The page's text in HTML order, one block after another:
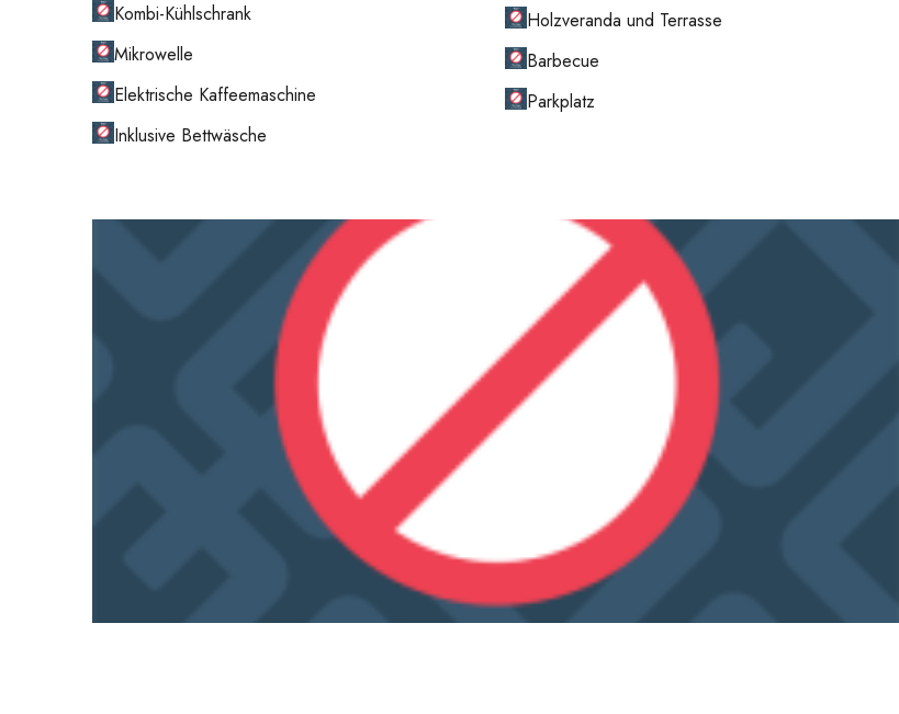
Kombi-Kühlschrank
Mikrowelle
Elektrische Kaffeemaschine
Inklusive Bettwäsche
Holzveranda und Terrasse
Barbecue
Parkplatz